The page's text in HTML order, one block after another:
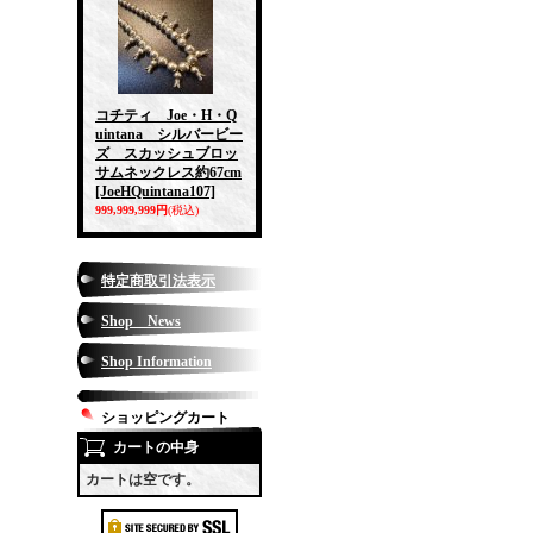
コチティ Joe・H・Q
uintana シルバービー
ズ スカッシュブロッ
サムネックレス約67cm
[JoeHQuintana107]
999,999,999円(税込)
特定商取引法表示
Shop News
Shop Information
ショッピングカート
カートの中身
カートは空です。